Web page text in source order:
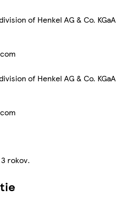
of Henkel AG & Co. KGaA
of Henkel AG & Co. KGaA
rokov.